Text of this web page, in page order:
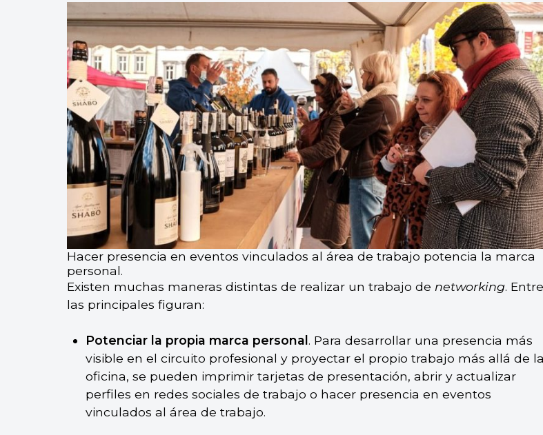
Hacer presencia en eventos vinculados al área de trabajo potencia la marca
personal.
Existen muchas maneras distintas de realizar un trabajo de networking. Entre
las principales figuran:
Potenciar la propia marca personal . Para desarrollar una presencia más
visible en el circuito profesional y proyectar el propio trabajo más allá de la
oficina, se pueden imprimir tarjetas de presentación, abrir y actualizar
perfiles en redes sociales de trabajo o hacer presencia en eventos
vinculados al área de trabajo.